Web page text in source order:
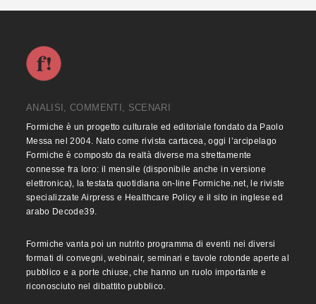
ANALISI, COMMENTI, SCENARI
Formiche è un progetto culturale ed editoriale fondato da Paolo
Messa nel 2004. Nato come rivista cartacea, oggi l’arcipelago
Formiche è composto da realtà diverse ma strettamente
connesse fra loro: il mensile (disponibile anche in versione
elettronica), la testata quotidiana on-line Formiche.net, le riviste
specializzate Airpress e Healthcare Policy e il sito in inglese ed
arabo Decode39.
Formiche vanta poi un nutrito programma di eventi nei diversi
formati di convegni, webinair, seminari e tavole rotonde aperte al
pubblico e a porte chiuse, che hanno un ruolo importante e
riconosciuto nel dibattito pubblico.